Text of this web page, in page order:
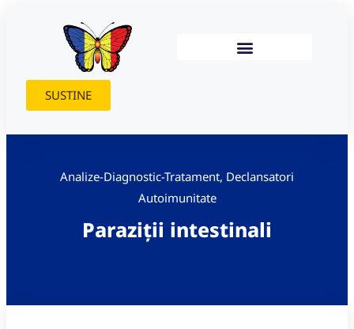
SUSTINE
Analize-Diagnostic-Tratament, Declansatori
Autoimunitate
Paraziții intestinali